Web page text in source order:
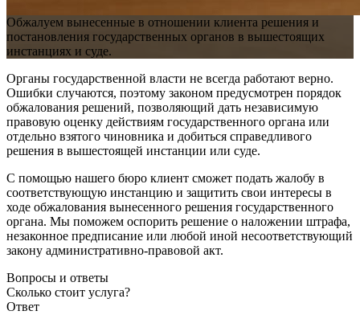
Обжалуем вынесенные в отношении клиента решения и
постановления государственных органов в вышестоящих
инстанциях и суде.
Органы государственной власти не всегда работают верно.
Ошибки случаются, поэтому законом предусмотрен порядок
обжалования решений, позволяющий дать независимую
правовую оценку действиям государственного органа или
отдельно взятого чиновника и добиться справедливого
решения в вышестоящей инстанции или суде.
С помощью нашего бюро клиент сможет подать жалобу в
соответствующую инстанцию и защитить свои интересы в
ходе обжалования вынесенного решения государственного
органа. Мы поможем оспорить решение о наложении штрафа,
незаконное предписание или любой иной несоответствующий
закону административно-правовой акт.
Вопросы и ответы
Сколько стоит услуга?
Ответ